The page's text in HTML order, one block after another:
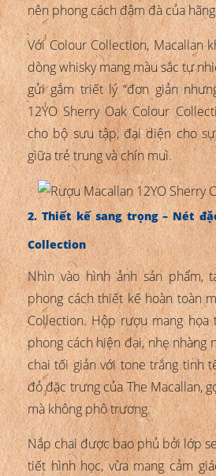
nên phong cách đậm đà của
Với Colour Collection, Macallan
dòng whisky mang màu sắc tự
gửi gắm triết lý “đơn giản
12YO Sherry Oak Colour
cho bộ sưu tập, đại diện cho
giữa trẻ trung và chín muì.
2. Thiết kế sang trọng – Nét
Collection
Nhìn vào hình ảnh sản phẩm,
phong cách thiết kế hoàn toàn
Collection. Hộp rượu mang họa
phong cách hiện đại, nhẹ nhàng
chai tối giản với tone trắng tinh
đỏ đặc trưng của The Macallan,
mà không phô trương.
Nắp chai được bao phủ bởi lớp
tiết hình học, vừa mang cảm